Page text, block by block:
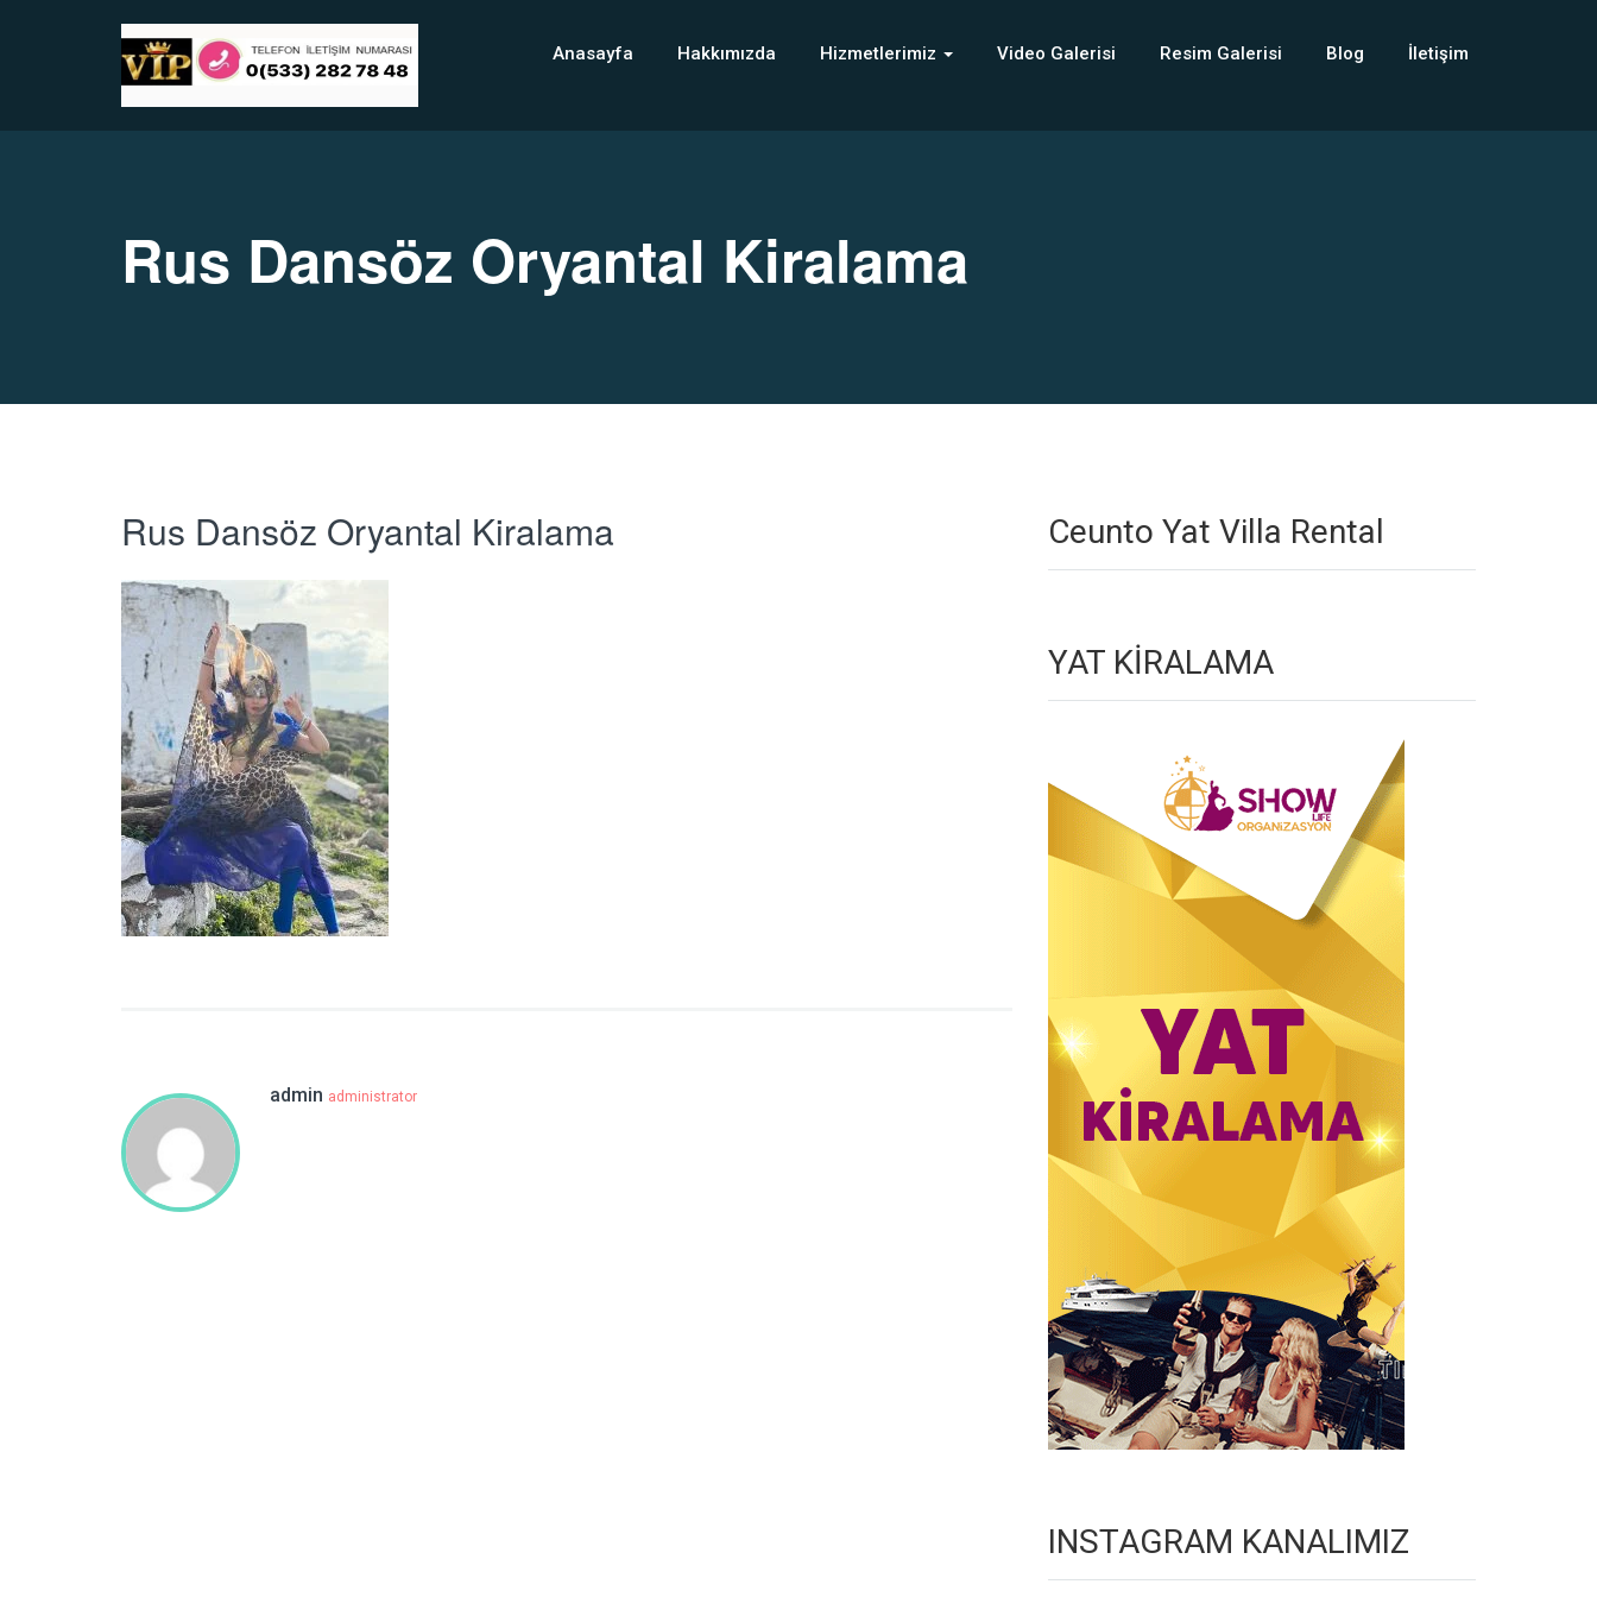
Anasayfa Hakkımızda Hizmetlerimiz Video Galerisi Resim Galerisi Blog İletişim
Rus Dansöz Oryantal Kiralama
Rus Dansöz Oryantal Kiralama
admin administrator
Ceunto Yat Villa Rental
YAT KİRALAMA
INSTAGRAM KANALIMIZ